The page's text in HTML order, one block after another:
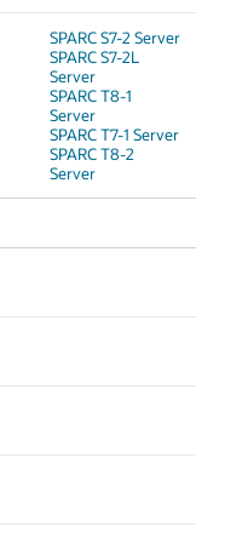
SPARC S7-2 Server
SPARC S7-2L
Server
SPARC T8-1
Server
SPARC T7-1 Server
SPARC T8-2
Server